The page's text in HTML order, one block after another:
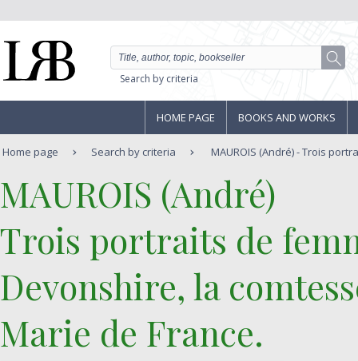
Search by criteria
HOME PAGE BOOKS AND WORKS
Home page Search by criteria MAUROIS (André) - Trois
‎MAUROIS (André)‎
‎Trois portraits de
Devonshire, la
Marie de France.‎